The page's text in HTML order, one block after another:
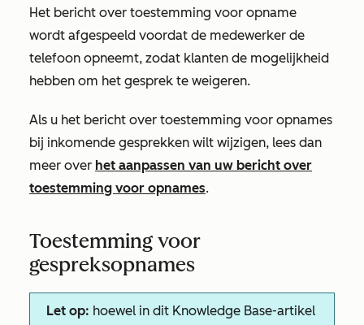
Het bericht over toestemming voor opname
wordt afgespeeld voordat de medewerker de
telefoon opneemt, zodat klanten de mogelijkheid
hebben om het gesprek te weigeren.
Als u het bericht over toestemming voor opnames
bij inkomende gesprekken wilt wijzigen, lees dan
meer over het aanpassen van uw bericht over
toestemming voor opnames.
Toestemming voor
gespreksopnames
Let op: hoewel in dit Knowledge Base-artikel